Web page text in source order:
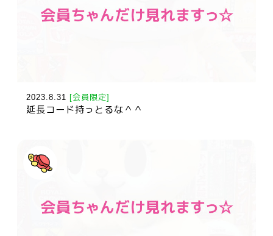
2023.8.31 [会員限定]
延長コード持っとるな＾＾